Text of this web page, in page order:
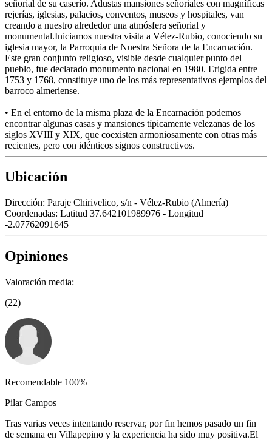
señorial de su caserío. Adustas mansiones señoriales con magníficas
rejerías, iglesias, palacios, conventos, museos y hospitales, van
creando a nuestro alrededor una atmósfera señorial y
monumental.Iniciamos nuestra visita a Vélez-Rubio, conociendo su
iglesia mayor, la Parroquia de Nuestra Señora de la Encarnación.
Este gran conjunto religioso, visible desde cualquier punto del
pueblo, fue declarado monumento nacional en 1980. Erigida entre
1753 y 1768, constituye uno de los más representativos ejemplos del
barroco almeriense.
• En el entorno de la misma plaza de la Encarnación podemos
encontrar algunas casas y mansiones típicamente velezanas de los
siglos XVIII y XIX, que coexisten armoniosamente con otras más
recientes, pero con idénticos signos constructivos.
Ubicación
Dirección: Paraje Chirivelico, s/n - Vélez-Rubio (Almería)
Coordenadas: Latitud 37.642101989976 - Longitud
-2.07762091645
Opiniones
Valoración media:
(22)
Recomendable 100%
Pilar Campos
Tras varias veces intentando reservar, por fin hemos pasado un fin
de semana en Villapepino y la experiencia ha sido muy positiva. ​El